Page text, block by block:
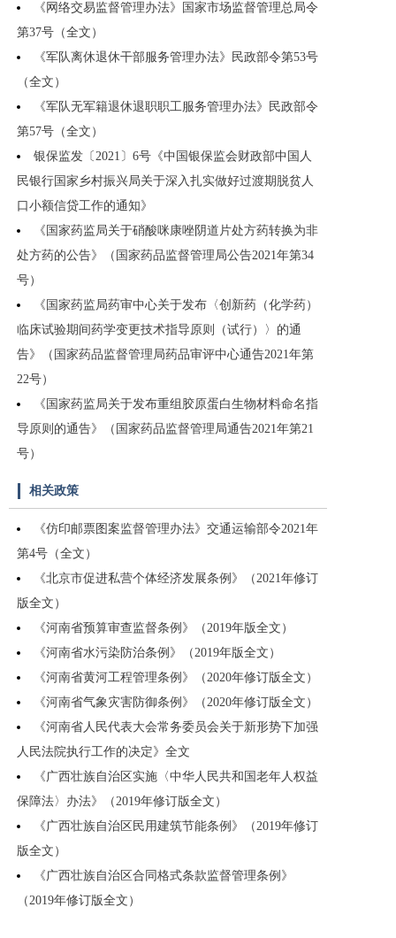
《网络交易监督管理办法》国家市场监督管理总局令
第37号（全文）
《军队离休退休干部服务管理办法》民政部令第53号
（全文）
《军队无军籍退休退职职工服务管理办法》民政部令
第57号（全文）
银保监发〔2021〕6号《中国银保监会财政部中国人
民银行国家乡村振兴局关于深入扎实做好过渡期脱贫人
口小额信贷工作的通知》
《国家药监局关于硝酸咪康唑阴道片处方药转换为非
处方药的公告》（国家药品监督管理局公告2021年第34
号）
《国家药监局药审中心关于发布〈创新药（化学药）
临床试验期间药学变更技术指导原则（试行）〉的通
告》（国家药品监督管理局药品审评中心通告2021年第
22号）
《国家药监局关于发布重组胶原蛋白生物材料命名指
导原则的通告》（国家药品监督管理局通告2021年第21
号）
相关政策
《仿印邮票图案监督管理办法》交通运输部令2021年
第4号（全文）
《北京市促进私营个体经济发展条例》（2021年修订
版全文）
《河南省预算审查监督条例》（2019年版全文）
《河南省水污染防治条例》（2019年版全文）
《河南省黄河工程管理条例》（2020年修订版全文）
《河南省气象灾害防御条例》（2020年修订版全文）
《河南省人民代表大会常务委员会关于新形势下加强
人民法院执行工作的决定》全文
《广西壮族自治区实施〈中华人民共和国老年人权益
保障法〉办法》（2019年修订版全文）
《广西壮族自治区民用建筑节能条例》（2019年修订
版全文）
《广西壮族自治区合同格式条款监督管理条例》
（2019年修订版全文）